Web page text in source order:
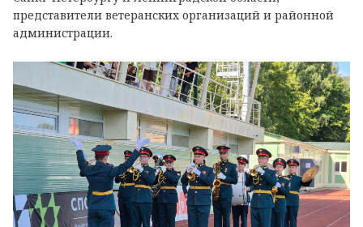
представители ветеранских организаций и районной
администрации.